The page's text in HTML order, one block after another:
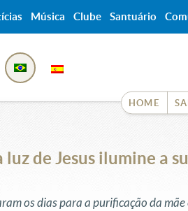
HOME
luz de Jesus ilumine a
os dias para a purificação da
Música Clube Santuário